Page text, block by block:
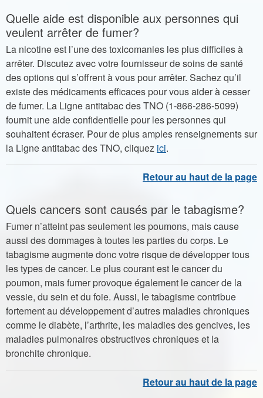
Quelle aide est disponible aux personnes qui
veulent arrêter de fumer?
La nicotine est l’une des toxicomanies les plus difficiles à
arrêter. Discutez avec votre fournisseur de soins de santé
des options qui s’offrent à vous pour arrêter. Sachez qu’il
existe des médicaments efficaces pour vous aider à cesser
de fumer. La Ligne antitabac des TNO (1‑866‑286‑5099)
fournit une aide confidentielle pour les personnes qui
souhaitent écraser. Pour de plus amples renseignements sur
la Ligne antitabac des TNO, cliquez ici.
Quels cancers sont causés par le tabagisme?
Fumer n’atteint pas seulement les poumons, mais cause
aussi des dommages à toutes les parties du corps. Le
tabagisme augmente donc votre risque de développer tous
les types de cancer. Le plus courant est le cancer du
poumon, mais fumer provoque également le cancer de la
vessie, du sein et du foie. Aussi, le tabagisme contribue
fortement au développement d’autres maladies chroniques
comme le diabète, l’arthrite, les maladies des gencives, les
maladies pulmonaires obstructives chroniques et la
bronchite chronique.​